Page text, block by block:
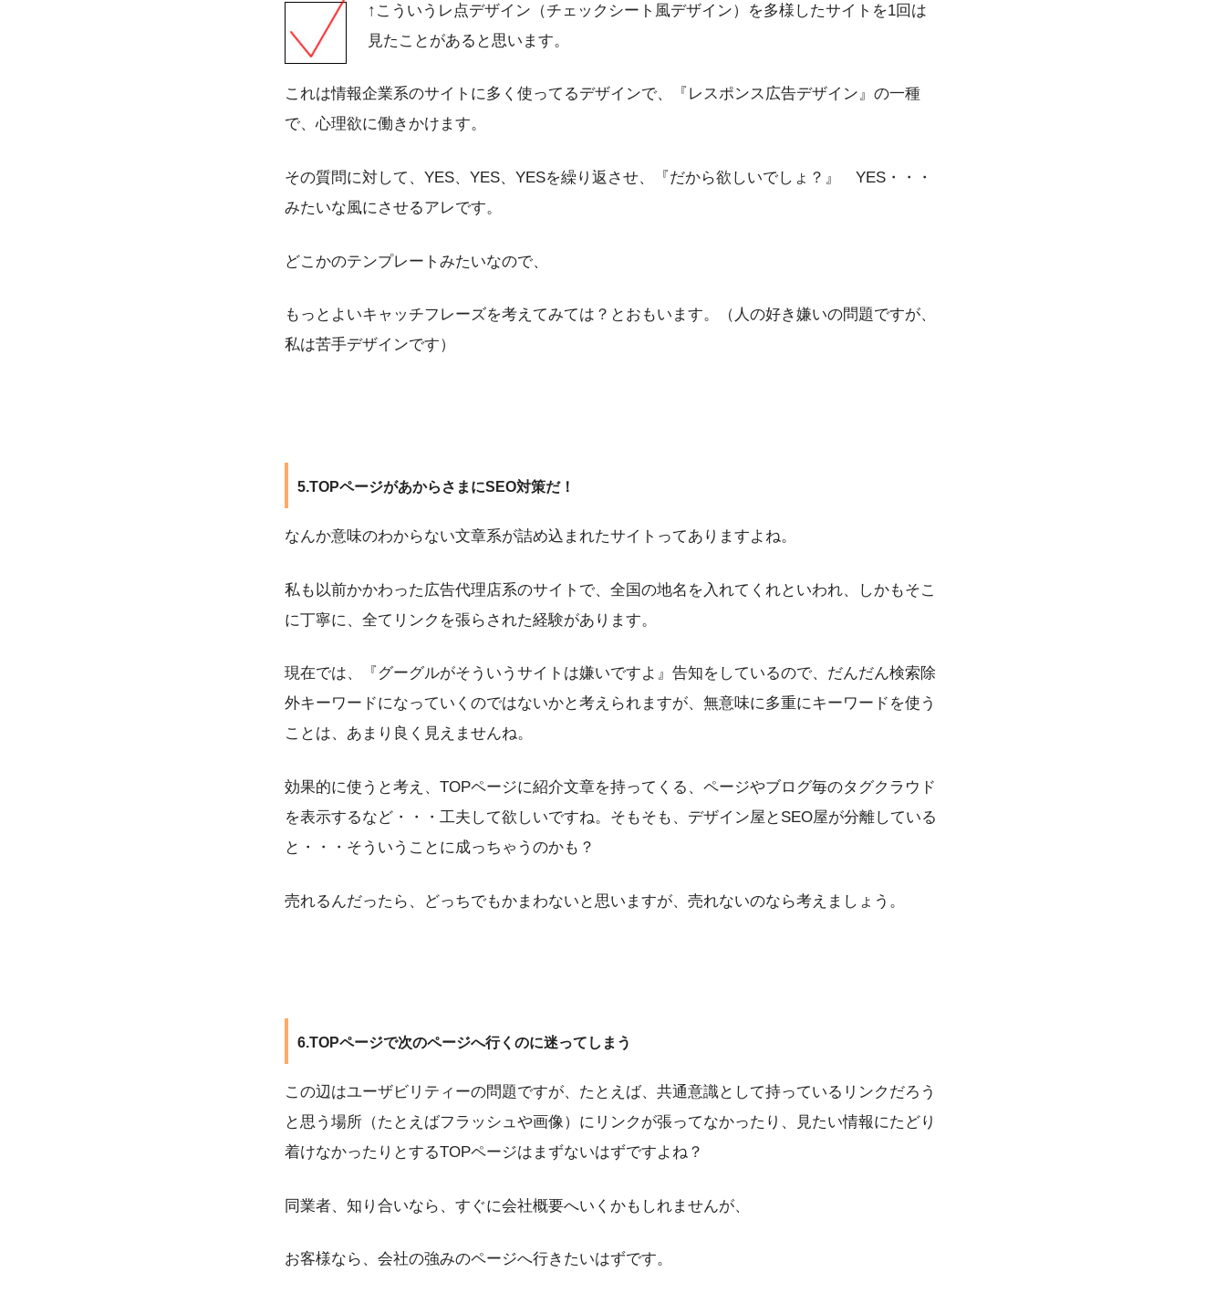
↑こういうレ点デザイン（チェックシート風デザイン）を多様したサイトを1回は
見たことがあると思います。
これは情報企業系のサイトに多く使ってるデザインで、『レスポンス広告デザイン』の一種
で、心理欲に働きかけます。
その質問に対して、YES、YES、YESを繰り返させ、『だから欲しいでしょ？』 YES・・・
みたいな風にさせるアレです。
どこかのテンプレートみたいなので、
もっとよいキャッチフレーズを考えてみては？とおもいます。（人の好き嫌いの問題ですが、
私は苦手デザインです）
5.TOPページがあからさまにSEO対策だ！
なんか意味のわからない文章系が詰め込まれたサイトってありますよね。
私も以前かかわった広告代理店系のサイトで、全国の地名を入れてくれといわれ、しかもそこ
に丁寧に、全てリンクを張らされた経験があります。
現在では、『グーグルがそういうサイトは嫌いですよ』告知をしているので、だんだん検索除
外キーワードになっていくのではないかと考えられますが、無意味に多重にキーワードを使う
ことは、あまり良く見えませんね。
効果的に使うと考え、TOPページに紹介文章を持ってくる、ページやブログ毎のタグクラウド
を表示するなど・・・工夫して欲しいですね。そもそも、デザイン屋とSEO屋が分離している
と・・・そういうことに成っちゃうのかも？
売れるんだったら、どっちでもかまわないと思いますが、売れないのなら考えましょう。
6.TOPページで次のページへ行くのに迷ってしまう
この辺はユーザビリティーの問題ですが、たとえば、共通意識として持っているリンクだろう
と思う場所（たとえばフラッシュや画像）にリンクが張ってなかったり、見たい情報にたどり
着けなかったりとするTOPページはまずないはずですよね？
同業者、知り合いなら、すぐに会社概要へいくかもしれませんが、
お客様なら、会社の強みのページへ行きたいはずです。